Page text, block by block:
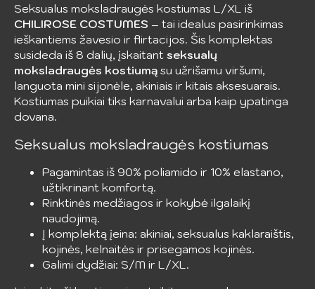
Seksualus moksladraugės kostiumas L/XL iš
CHILIROSE COSTUMES – tai idealus pasirinkimas
ieškantiems žavesio ir flirtacijos. Šis komplektas
susideda iš 8 dalių, įskaitant seksualų
moksladraugės kostiumą su užrišamu viršumi,
languota mini sijonėle, akiniais ir kitais aksesuarais.
Kostiumas puikiai tiks karnavalui arba kaip ypatinga
dovana.
Seksualus moksladraugės kostiumas
Pagamintas iš 90% poliamido ir 10% elastano,
užtikrinant komfortą.
Rinktinės medžiagos ir kokybė ilgalaikį
naudojimą.
Į komplektą įeina: akiniai, seksualus kaklaraištis,
kojinės, kelnaitės ir prisegamos kojinės.
Galimi dydžiai: S/M ir L/XL.